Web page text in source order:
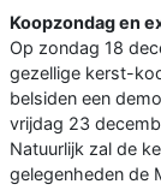
Koopzondag en
Op zondag 18
gezellige kerst-
belsiden een
vrijdag 23
Natuurlijk zal de
gelegenheden de